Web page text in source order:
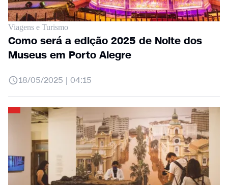
Viagens e Turismo
Como será a edição 2025 de Noite dos
Museus em Porto Alegre
18/05/2025 | 04:15